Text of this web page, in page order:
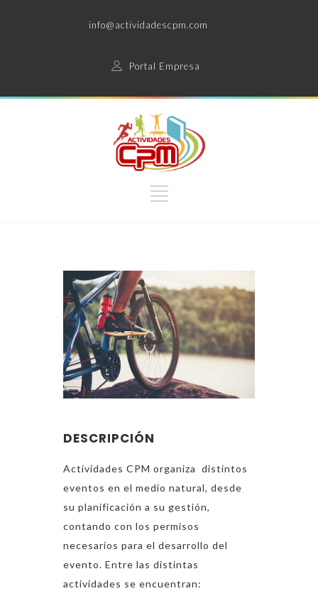
info@actividadescpm.com
Portal Empresa
DESCRIPCIÓN
Actividades CPM organiza distintos
eventos en el medio natural, desde
su planificación a su gestión,
contando con los permisos
necesarios para el desarrollo del
evento. Entre las distintas
actividades se encuentran: